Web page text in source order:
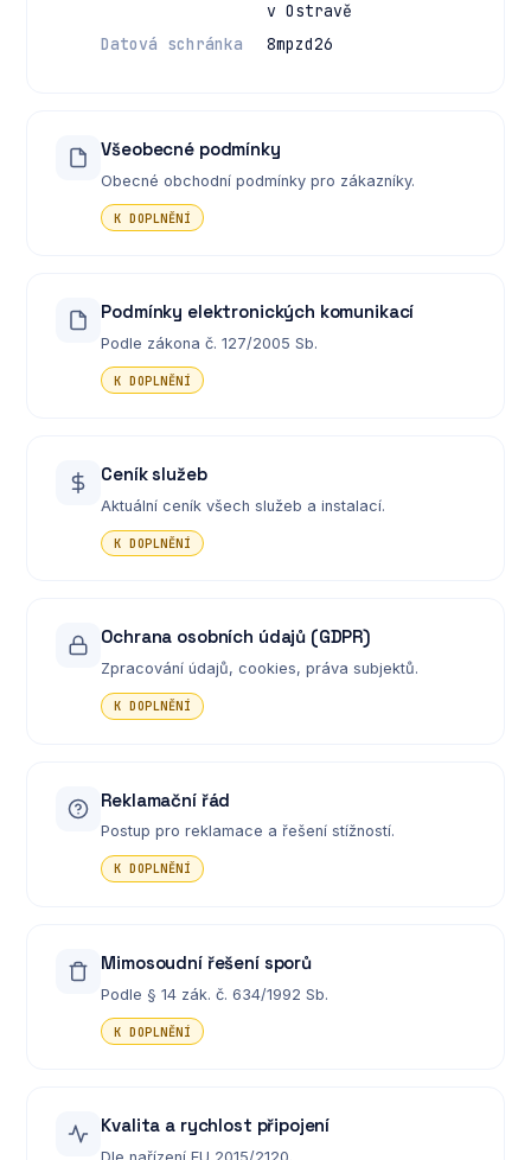
v Ostravě
Datová schránka
8mpzd26
Všeobecné podmínky
Obecné obchodní podmínky pro zákazníky.
K DOPLNĚNÍ
Podmínky elektronických komunikací
Podle zákona č. 127/2005 Sb.
K DOPLNĚNÍ
Ceník služeb
Aktuální ceník všech služeb a instalací.
K DOPLNĚNÍ
Ochrana osobních údajů (GDPR)
Zpracování údajů, cookies, práva subjektů.
K DOPLNĚNÍ
Reklamační řád
Postup pro reklamace a řešení stížností.
K DOPLNĚNÍ
Mimosoudní řešení sporů
Podle § 14 zák. č. 634/1992 Sb.
K DOPLNĚNÍ
Kvalita a rychlost připojení